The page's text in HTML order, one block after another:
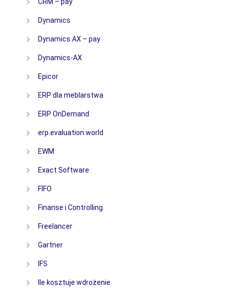
Dynamics
Dynamics AX – pay
Dynamics-AX
Epicor
ERP dla meblarstwa
ERP OnDemand
erp.evaluation.world
EWM
Exact Software
FIFO
Finanse i Controlling
Freelancer
Gartner
IFS
Ile kosztuje wdrożenie